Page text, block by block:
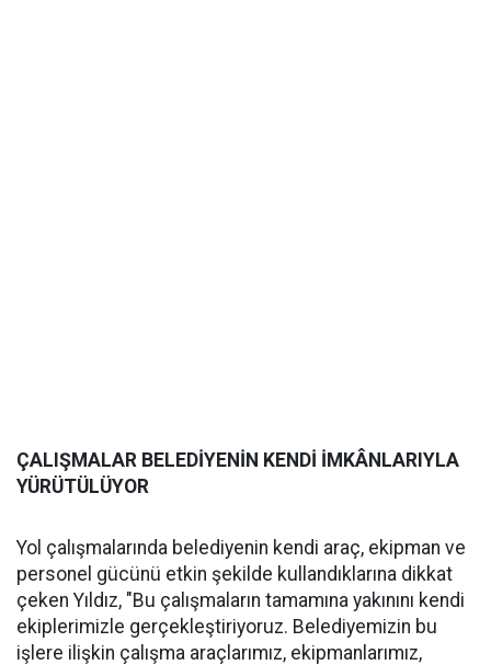
ÇALIŞMALAR BELEDİYENİN KENDİ İMKÂNLARIYLA
YÜRÜTÜLÜYOR
Yol çalışmalarında belediyenin kendi araç, ekipman ve
personel gücünü etkin şekilde kullandıklarına dikkat
çeken Yıldız, "Bu çalışmaların tamamına yakınını kendi
ekiplerimizle gerçekleştiriyoruz. Belediyemizin bu
işlere ilişkin çalışma araçlarımız, ekipmanlarımız,